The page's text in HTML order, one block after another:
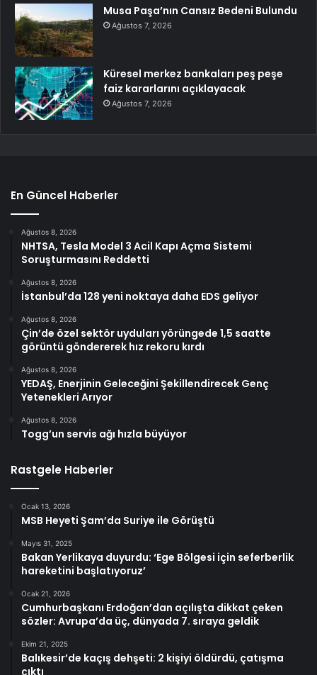
Musa Paşa’nın Cansız Bedeni Bulundu
Ağustos 7, 2026
Küresel merkez bankaları peş peşe
faiz kararlarını açıklayacak
Ağustos 7, 2026
En Güncel Haberler
Ağustos 8, 2026
NHTSA, Tesla Model 3 Acil Kapı Açma Sistemi
Soruşturmasını Reddetti
Ağustos 8, 2026
İstanbul’da 128 yeni noktaya daha EDS geliyor
Ağustos 8, 2026
Çin’de özel sektör uyduları yörüngede 1,5 saatte
görüntü göndererek hız rekoru kırdı
Ağustos 8, 2026
YEDAŞ, Enerjinin Geleceğini Şekillendirecek Genç
Yetenekleri Arıyor
Ağustos 8, 2026
Togg’un servis ağı hızla büyüyor
Rastgele Haberler
Ocak 13, 2026
MSB Heyeti Şam’da Suriye ile Görüştü
Mayıs 31, 2025
Bakan Yerlikaya duyurdu: ‘Ege Bölgesi için seferberlik
hareketini başlatıyoruz’
Ocak 21, 2026
Cumhurbaşkanı Erdoğan’dan açılışta dikkat çeken
sözler: Avrupa’da üç, dünyada 7. sıraya geldik
Ekim 21, 2025
Balıkesir’de kaçış dehşeti: 2 kişiyi öldürdü, çatışma
çıktı